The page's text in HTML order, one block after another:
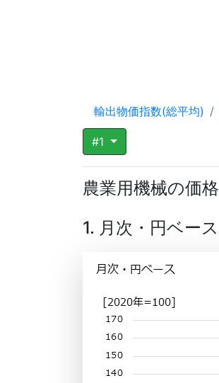
輸出物価指数(総平均)
#1
農業用機械の価格
1. 月次・円ベース